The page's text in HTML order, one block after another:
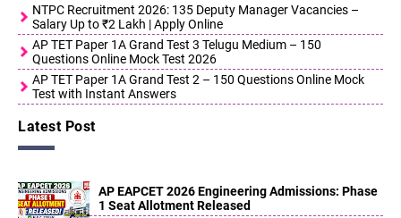
NTPC Recruitment 2026: 135 Deputy Manager Vacancies –
Salary Up to ₹2 Lakh | Apply Online
AP TET Paper 1A Grand Test 3 Telugu Medium – 150
Questions Online Mock Test 2026
AP TET Paper 1A Grand Test 2 – 150 Questions Online Mock
Test with Instant Answers
Latest Post
AP EAPCET 2026 Engineering Admissions: Phase
1 Seat Allotment Released